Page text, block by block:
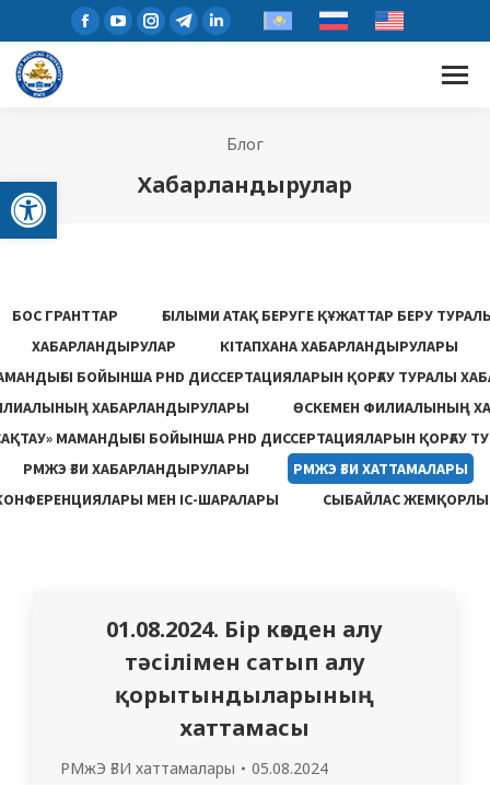
Open toolbar
Блог
Хабарландырулар
БОС ГРАНТТАР
ҒЫЛЫМИ АТАҚ БЕРУГЕ ҚҰЖАТТАР БЕРУ
ХАБАРЛАНДЫРУЛАР
КІТАПХАНА ХАБАРЛАНДЫРУЛАРЫ
БОЙЫНША PHD ДИССЕРТАЦИЯЛАРЫН ҚОРҒАУ ТУРАЛЫ
ХАБАРЛАНДЫРУЛАРЫ
ӨСКЕМЕН ФИЛИАЛЫНЫҢ
МАМАНДЫҒЫ БОЙЫНША PHD ДИССЕРТАЦИЯЛАРЫН ҚОРҒАУ
РМЖЭ ҒЗИ ХАБАРЛАНДЫРУЛАРЫ
РМЖЭ ҒЗИ ХАТТАМАЛАРЫ
МЕН ІС-ШАРАЛАРЫ
СЫБАЙЛАС
01.08.2024. Бір көзден алу
тәсілімен сатып алу
қорытындыларының
хаттамасы
РМжЭ ҒЗИ хаттамалары
05.08.2024